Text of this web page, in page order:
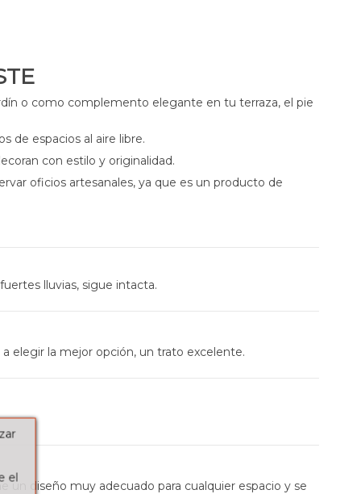
o como complemento elegante en tu terraza, el pie
de espacios al aire libre.
con estilo y originalidad.
oficios artesanales, ya que es un producto de
lluvias, sigue intacta.
elegir la mejor opción, un trato excelente.
un diseño muy adecuado para cualquier espacio y se
el